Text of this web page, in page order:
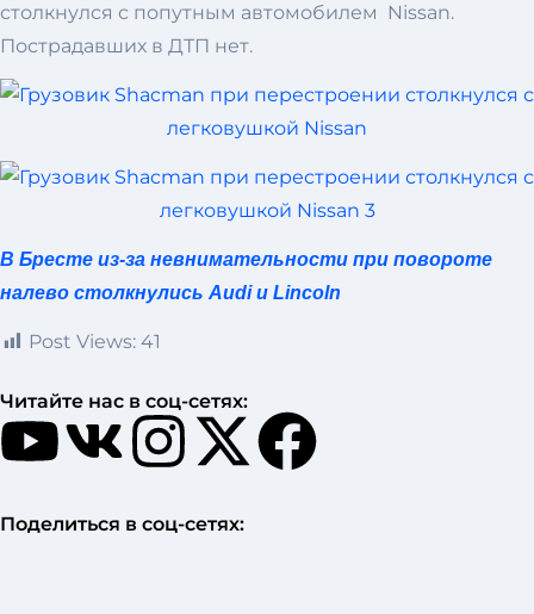
столкнулся с попутным автомобилем Nissan.
Пострадавших в ДТП нет.
В Бресте из-за невнимательности при повороте
налево столкнулись Audi и Lincoln
Post Views: 41
Читайте нас в соц-сетях:
Поделиться в соц-сетях: